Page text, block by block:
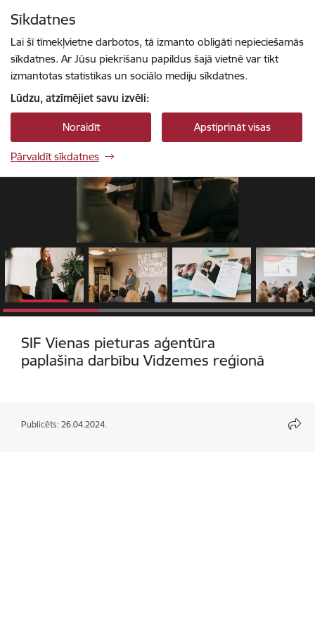
Sīkdatnes
Lai šī tīmekļvietne darbotos, tā izmanto obligāti nepieciešamās
sīkdatnes. Ar Jūsu piekrišanu papildus šajā vietnē var tikt
izmantotas statistikas un sociālo mediju sīkdatnes.
Lūdzu, atzīmējiet savu izvēli:
Noraidīt Apstiprināt visas
Pārvaldīt sīkdatnes
1 / 12
SIF Vienas pieturas aģentūra
paplašina darbību Vidzemes reģionā
Publicēts: 26.04.2024.